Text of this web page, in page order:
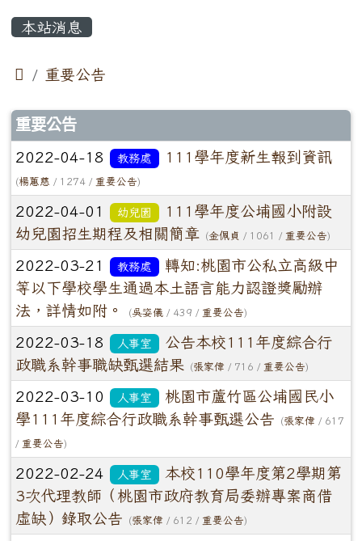
本站消息
 重要公告
文章列表
重要公告
2022-04-18 教務處 111學年度新生報到資訊
(楊蕙慈 / 1274 / 重要公告)
2022-04-01 幼兒園
111學年度公埔國小附設
幼兒園招生期程及相關簡章
(金佩貞 / 1061 / 重要公告)
2022-03-21 教務處
轉知:桃園市公私立高級中
等以下學校學生通過本土語言能力認證獎勵辦
法，詳情如附。
(吳姿儀 / 439 / 重要公告)
2022-03-18 人事室
公告本校111年度綜合行
政職系幹事職缺甄選結果
(張家偉 / 716 / 重要公告)
2022-03-10 人事室
桃園市蘆竹區公埔國民小
學111年度綜合行政職系幹事甄選公告
(張家偉 / 617
/ 重要公告)
2022-02-24 人事室
本校110學年度第2學期第
3次代理教師（桃園市政府教育局委辦專案商借
虛缺）錄取公告
(張家偉 / 612 / 重要公告)